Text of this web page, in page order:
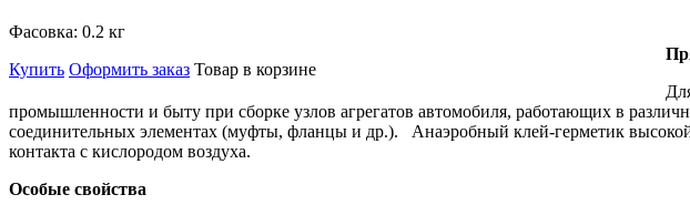
Фасовка: 0.2 кг
Купить Оформить заказ Товар в корзине
промышленности и быту при сборке узлов агрегатов автомобиля, работающих в
соединительных элементах (муфты, фланцы и др.). Анаэробный клей-герметик
контакта с кислородом воздуха.
Особые свойства